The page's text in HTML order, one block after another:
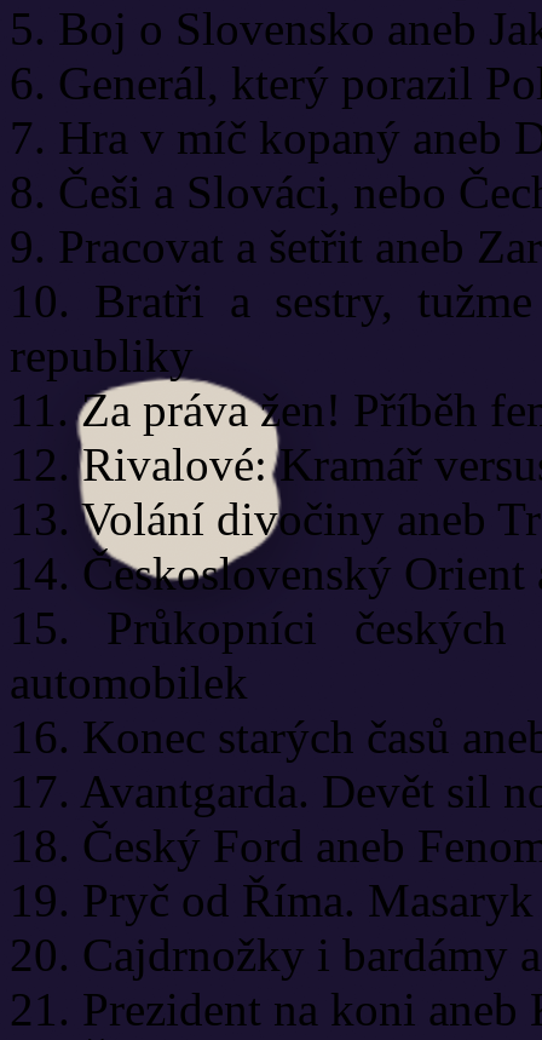
5. Boj o Slovensko aneb
6. Generál, který porazil
7. Hra v míč kopaný aneb
8. Češi a Slováci, nebo
9. Pracovat a šetřit aneb
10. Bratři a sestry,
republiky
11. Za práva žen! Příběh
12. Rivalové: Kramář
13. Volání divočiny aneb
14. Československý Orient
15. Průkopníci
automobilek
16. Konec starých časů
17. Avantgarda. Devět sil
18. Český Ford aneb
19. Pryč od Říma.
20. Cajdrnožky i bardámy
21. Prezident na koni